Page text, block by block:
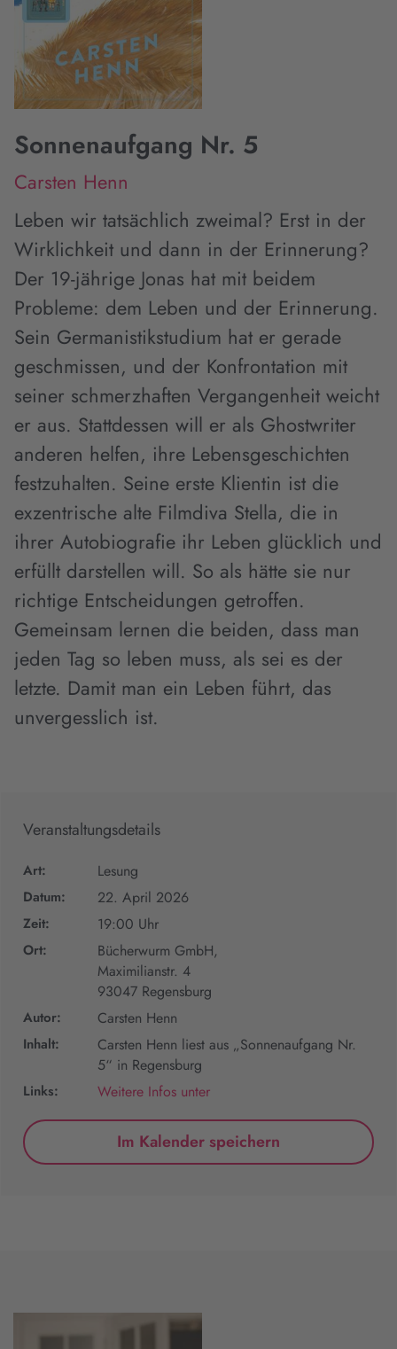
Sonnenaufgang Nr. 5
Carsten Henn
Leben wir tatsächlich zweimal? Erst in der
Wirklichkeit und dann in der Erinnerung?
Der 19-jährige Jonas hat mit beidem
Probleme: dem Leben und der Erinnerung.
Sein Germanistikstudium hat er gerade
geschmissen, und der Konfrontation mit
seiner schmerzhaften Vergangenheit weicht
er aus. Stattdessen will er als Ghostwriter
anderen helfen, ihre Lebensgeschichten
festzuhalten. Seine erste Klientin ist die
exzentrische alte Filmdiva Stella, die in
ihrer Autobiografie ihr Leben glücklich und
erfüllt darstellen will. So als hätte sie nur
richtige Entscheidungen getroffen.
Gemeinsam lernen die beiden, dass man
jeden Tag so leben muss, als sei es der
letzte. Damit man ein Leben führt, das
unvergesslich ist.
Veranstaltungsdetails
Art: Lesung
Datum: 22. April 2026
Zeit: 19:00 Uhr
Ort:
Bücherwurm GmbH,
Maximilianstr. 4
93047 Regensburg
Autor: Carsten Henn
Inhalt:
Carsten Henn liest aus „Sonnenaufgang Nr.
5“ in Regensburg
Links: Weitere Infos unter
Im Kalender speichern